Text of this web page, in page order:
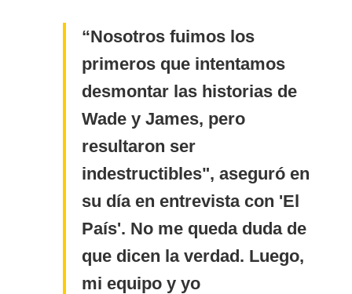
Nosotros fuimos los
primeros que intentamos
desmontar las historias de
Wade y James, pero
resultaron ser
indestructibles", aseguró en
su día en entrevista con 'El
País'. No me queda duda de
que dicen la verdad. Luego,
mi equipo y yo